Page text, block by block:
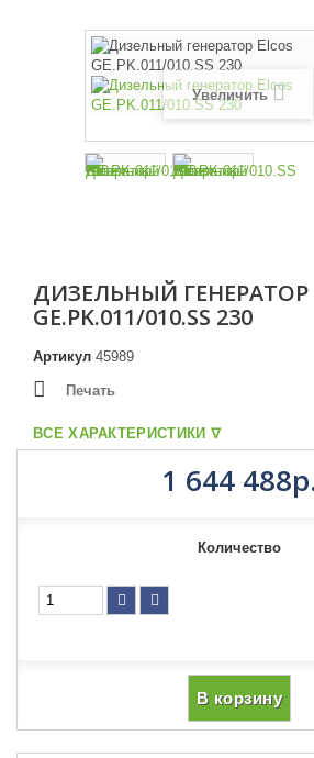
Увеличить
ДИЗЕЛЬНЫЙ ГЕНЕРАТОР
GE.PK.011/010.SS 230
Артикул 45989
Печать
ВСЕ ХАРАКТЕРИСТИКИ ᐁ
1 644
Количество
В корзину